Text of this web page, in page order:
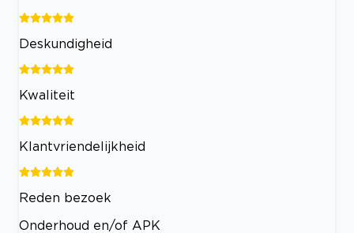
Deskundigheid
Kwaliteit
Klantvriendelijkheid
Reden bezoek
Onderhoud en/of APK